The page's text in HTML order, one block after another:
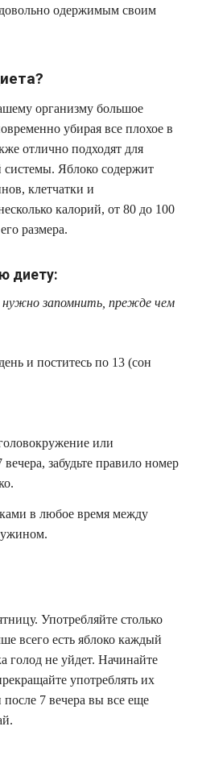
одержимым своим
организму большое
убирая все плохое в
отлично подходят для
Яблоко содержит
клетчатки и
калорий, от 80 до 100
размера.
диету:
нужно запомнить, прежде чем
и поститесь по 13 (сон
или
забудьте правило номер
в любое время между
ужином.
Употребляйте столько
всего есть яблоко каждый
голод не уйдет. Начинайте
употреблять их
после 7 вечера вы все еще